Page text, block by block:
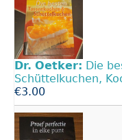
Dr. Oetker: Die
Schüttelkuchen,
€3.00